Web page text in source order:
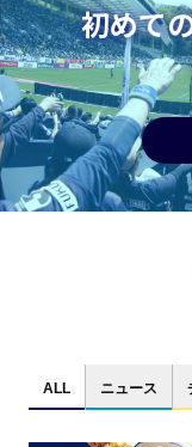
初めて
ALL ニュース